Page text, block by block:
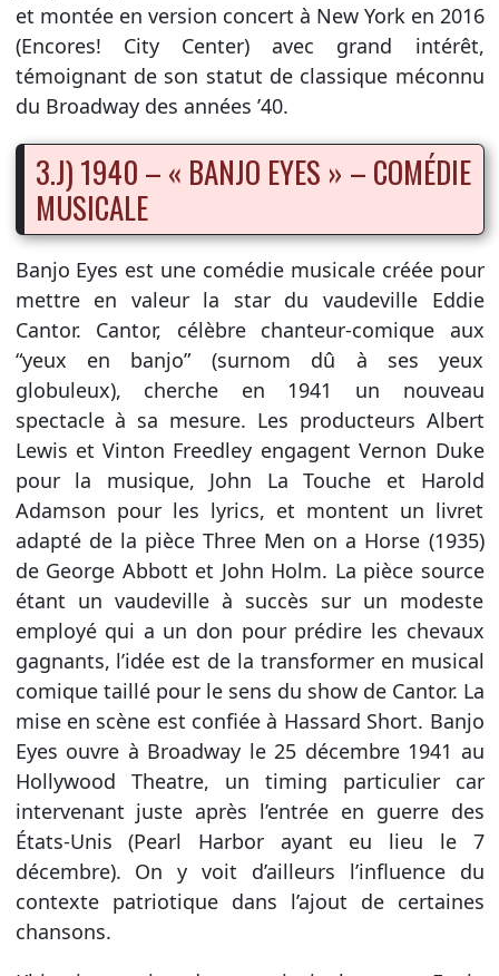
et montée en version concert à New York en 2016
(Encores! City Center) avec grand intérêt,
témoignant de son statut de classique méconnu
du Broadway des années ’40.
3.J) 1940 – « BANJO EYES » – COMÉDIE
MUSICALE
Banjo Eyes est une comédie musicale créée pour
mettre en valeur la star du vaudeville Eddie
Cantor. Cantor, célèbre chanteur-comique aux
“yeux en banjo” (surnom dû à ses yeux
globuleux), cherche en 1941 un nouveau
spectacle à sa mesure. Les producteurs Albert
Lewis et Vinton Freedley engagent Vernon Duke
pour la musique, John La Touche et Harold
Adamson pour les lyrics, et montent un livret
adapté de la pièce Three Men on a Horse (1935)
de George Abbott et John Holm. La pièce source
étant un vaudeville à succès sur un modeste
employé qui a un don pour prédire les chevaux
gagnants, l’idée est de la transformer en musical
comique taillé pour le sens du show de Cantor. La
mise en scène est confiée à Hassard Short. Banjo
Eyes ouvre à Broadway le 25 décembre 1941 au
Hollywood Theatre, un timing particulier car
intervenant juste après l’entrée en guerre des
États-Unis (Pearl Harbor ayant eu lieu le 7
décembre). On y voit d’ailleurs l’influence du
contexte patriotique dans l’ajout de certaines
chansons.